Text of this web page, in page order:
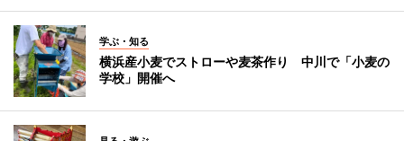
学ぶ・知る
横浜産小麦でストローや麦茶作り 中川で「小麦の
学校」開催へ